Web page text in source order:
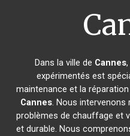
Dans la ville de Cannes
expérimentés est
maintenance et la
Cannes. Nous intervenons
problèmes de chauffage et
et durable. Nous